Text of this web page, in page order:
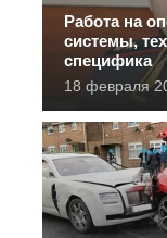
Работа на
системы,
специфика
18 февраля